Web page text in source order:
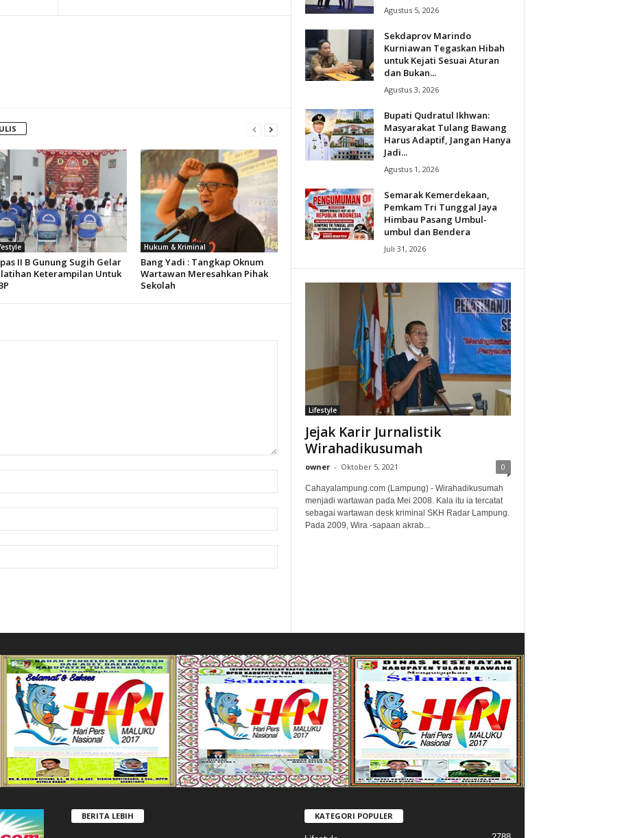
II B Gunung Sugih Gelar
Keterampilan Untuk
Hukum & Kriminal
Bang Yadi : Tangkap Oknum
Wartawan Meresahkan Pihak
Sekolah
Agustus 5, 2026
Sekdaprov Marindo
Kurniawan Tegaskan Hibah
untuk Kejati Sesuai Aturan
dan Bukan...
Agustus 3, 2026
Bupati Qudratul Ikhwan:
Masyarakat Tulang Bawang
Harus Adaptif, Jangan Hanya
Jadi...
Agustus 1, 2026
Semarak Kemerdekaan,
Pemkam Tri Tunggal Jaya
Himbau Pasang Umbul-
umbul dan Bendera
Juli 31, 2026
Lifestyle
Jejak Karir Jurnalistik
Wirahadikusumah
owner - Oktober 5, 2021 0
Cahayalampung.com (Lampung) - Wirahadikusumah
menjadi wartawan pada Mei 2008. Kala itu ia tercatat
sebagai wartawan desk kriminal SKH Radar Lampung.
Pada 2009, Wira -sapaan akrab...
BERITA LEBIH KATEGORI POPULER